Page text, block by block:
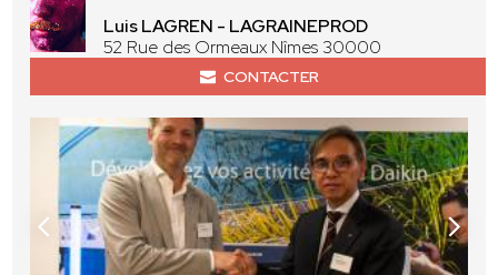
Luis LAGREN - LAGRAINEPROD
52 Rue des Ormeaux Nîmes 30000
CONTACTER